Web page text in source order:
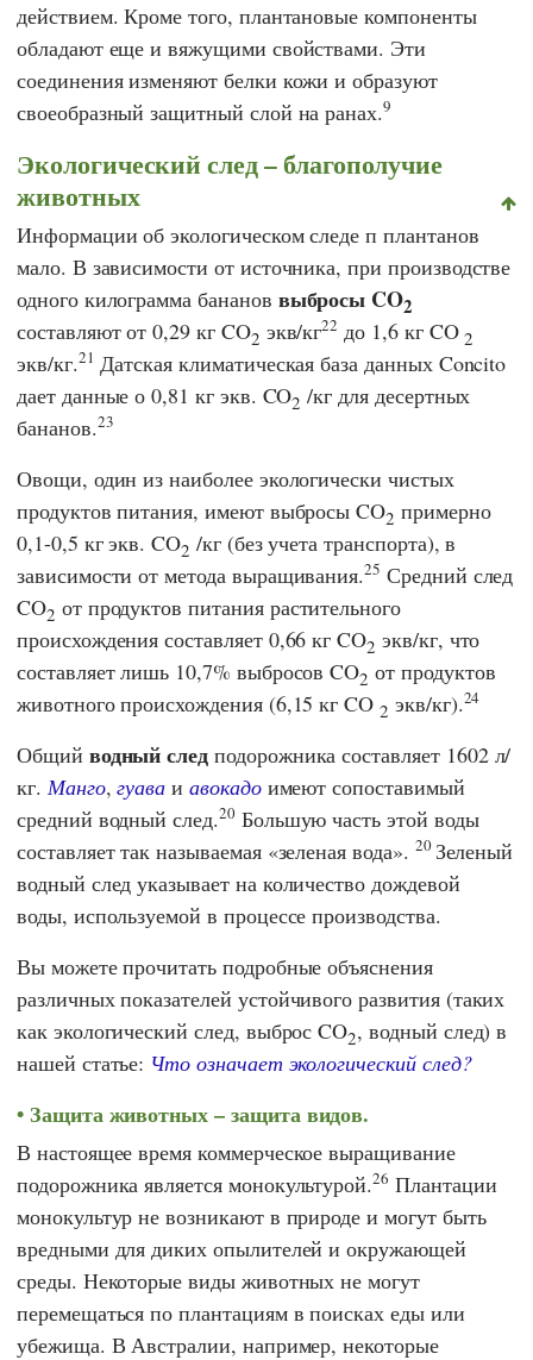
действием. Кроме того, плантановые компоненты
обладают еще и вяжущими свойствами. Эти
соединения изменяют белки кожи и образуют
своеобразный защитный слой на ранах.9
Экологический след – благополучие
животных
Информации об экологическом следе п плантанов
мало. В зависимости от источника, при производстве
одного килограмма бананов выбросы CO2
составляют от 0,29 кг CO2 экв/кг22 до 1,6 кг CO2
экв/кг.21 Датская климатическая база данных Concito
дает данные о 0,81 кг экв. CO2 /кг для десертных
бананов.23
Овощи, один из наиболее экологически чистых
продуктов питания, имеют выбросы CO2 примерно
0,1-0,5 кг экв. CO2 /кг (без учета транспорта), в
зависимости от метода выращивания.25 Средний след
CO2 от продуктов питания растительного
происхождения составляет 0,66 кг CO2 экв/кг, что
составляет лишь 10,7% выбросов CO2 от продуктов
животного происхождения (6,15 кг CO2 экв/кг).24
Общий водный след подорожника составляет 1602 л/
кг. Манго,гуава иавокадоимеют сопоставимый
средний водный след.20Большую часть этой воды
составляет так называемая «зеленая вода». 20 Зеленый
водный след указывает на количество дождевой
воды, используемой в процессе производства.
Вы можете прочитать подробные объяснения
различных показателей устойчивого развития (таких
как экологический след, выброс CO2, водный след) в
нашей статье: Что означает экологический след?
Защита животных – защита видов.
В настоящее время коммерческое выращивание
подорожника является монокультурой.26 Плантации
монокультур не возникают в природе и могут быть
вредными для диких опылителей и окружающей
среды. Некоторые виды животных не могут
перемещаться по плантациям в поисках еды или
убежища. В Австралии, например, некоторые